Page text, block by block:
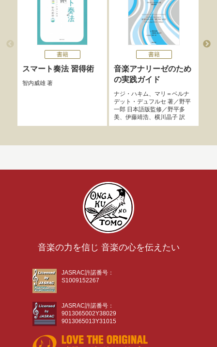
書籍
スマート奏法 習得術
智内威雄著
書籍
音楽アナリーゼのため
の実践ガイド
ナジ・ハキム、 マリ＝ベルナ
デット・デュフルセ 著／野平
一郎日本語版監修／野平多
美、 伊藤靖浩、 横川晶子訳
音楽の力を信じ 音楽の心を伝えたい
JASRAC許諾番号：
S1009152267
JASRAC許諾番号：
9013065002Y38029
9013065013Y31015